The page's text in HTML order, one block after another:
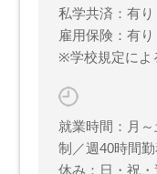
私学共済：有り
雇用保険：有り
※学校規定によ
就業時間：月
制／週40時間勤
休み：日・祝